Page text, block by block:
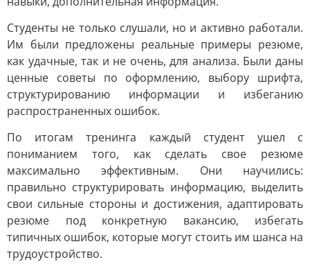
Студенты не только слушали, но и активно работали.
Им были предложены реальные примеры резюме,
как удачные, так и не очень, для анализа. Были даны
ценные советы по оформлению, выбору шрифта,
структурированию информации и избеганию
распространенных ошибок.
По итогам тренинга каждый студент ушел с
пониманием того, как сделать свое резюме
максимально эффективным. Они научились:
правильно структурировать информацию, выделить
свои сильные стороны и достижения, адаптировать
резюме под конкретную вакансию, избегать
типичных ошибок, которые могут стоить им шанса на
трудоустройство.